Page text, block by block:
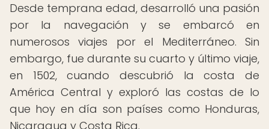
Desde temprana edad, desarrolló una pasión
por la navegación y se embarcó en
numerosos viajes por el Mediterráneo. Sin
embargo, fue durante su cuarto y último viaje,
en 1502, cuando descubrió la costa de
América Central y exploró las costas de lo
que hoy en día son países como Honduras,
Nicaragua y Costa Rica.